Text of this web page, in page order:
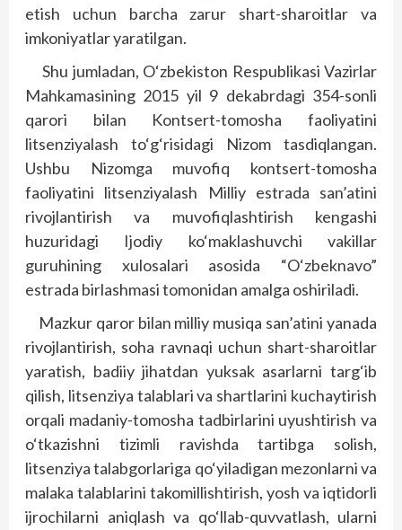
etish uchun barcha zarur shart-sharoitlar va
imkoniyatlar yaratilgan.
Shu jumladan, O‘zbekiston Respublikasi Vazirlar
Mahkamasining 2015 yil 9 dekabrdagi 354-sonli
qarori bilan Kontsert-tomosha faoliyatini
litsenziyalash to‘g‘risidagi Nizom tasdiqlangan.
Ushbu Nizomga muvofiq kontsert-tomosha
faoliyatini litsenziyalash Milliy estrada san’atini
rivojlantirish va muvofiqlashtirish kengashi
huzuridagi Ijodiy ko‘maklashuvchi vakillar
guruhining xulosalari asosida “O‘zbeknavo”
estrada birlashmasi tomonidan amalga oshiriladi.
Mazkur qaror bilan milliy musiqa san’atini yanada
rivojlantirish, soha ravnaqi uchun shart-sharoitlar
yaratish, badiiy jihatdan yuksak asarlarni targ‘ib
qilish, litsenziya talablari va shartlarini kuchaytirish
orqali madaniy-tomosha tadbirlarini uyushtirish va
o‘tkazishni tizimli ravishda tartibga solish,
litsenziya talabgorlariga qo‘yiladigan mezonlarni va
malaka talablarini takomillishtirish, yosh va iqtidorli
ijrochilarni aniqlash va qo‘llab-quvvatlash, ularni